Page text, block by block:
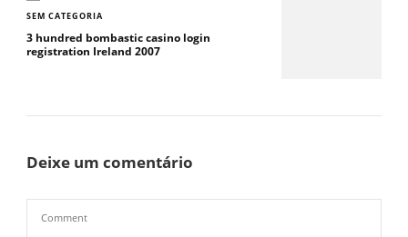
SEM CATEGORIA
3 hundred bombastic casino login
registration Ireland 2007
Deixe um comentário